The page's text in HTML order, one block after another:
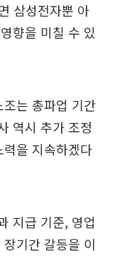
삼성전자뿐 아
향을 미칠 수 있
는 총파업 기간
역시 추가 조정
을 지속하겠다
지급 기준, 영업
기간 갈등을 이